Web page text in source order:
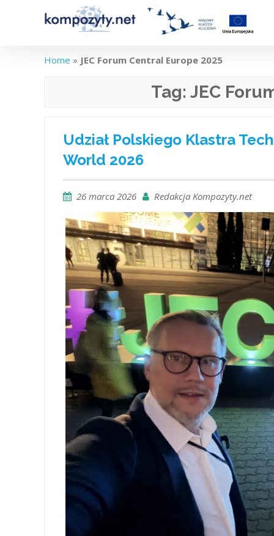
Home » JEC Forum Central Europe 2025
Tag: JEC
Udział Polskiego Klastra
World 2026
26 marca 2026 Redakcja Kompozyty.net